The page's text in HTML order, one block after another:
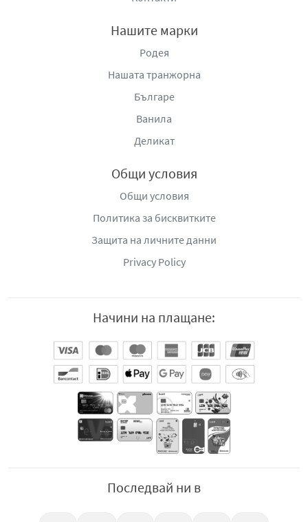
Нашите марки
Родея
Нашата транжорна
Българе
Ванила
Деликат
Общи условия
Общи условия
Политика за бисквитките
Защита на личните данни
Privacy Policy
Начини на плащане:
Последвай ни в